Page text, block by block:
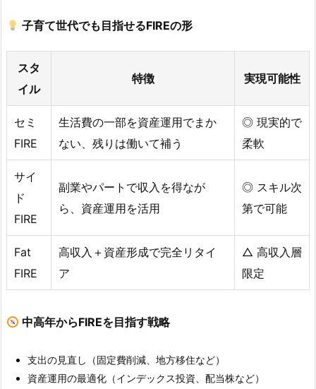
子育て世代でも目指せるFIREの形
スタ
イル
特徴 実現可能性
セミ
FIRE
生活費の一部を資産運用でまか
ない、残りは働いて補う
◎ 現実的で
柔軟
サイ
ド
FIRE
副業やパートで収入を得なが
ら、資産運用を活用
◎ スキル次
第で可能
Fat
FIRE
高収入＋資産形成で完全リタイ
ア
△ 高収入層
限定
中高年からFIREを目指す戦略
支出の見直し（固定費削減、地方移住など）
資産運用の最適化（インデックス投資、配当株など）